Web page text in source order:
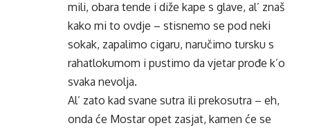
mili, obara tende i diže kape s glave, al’ znaš
kako mi to ovdje – stisnemo se pod neki
sokak, zapalimo cigaru, naručimo tursku s
rahatlokumom i pustimo da vjetar prođe k’o
svaka nevolja.
Al’ zato kad svane sutra ili prekosutra – eh,
onda će Mostar opet zasjat, kamen će se